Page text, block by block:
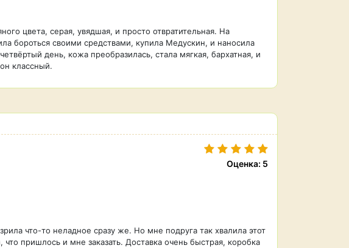
цвета, серая, увядшая, и просто отвратительная. На
бороться своими средствами, купила Медускин, и наносила
день, кожа преобразилась, стала мягкая, бархатная, и
классный.
Оценка: 5
что-то неладное сразу же. Но мне подруга так хвалила этот
пришлось и мне заказать. Доставка очень быстрая, коробка